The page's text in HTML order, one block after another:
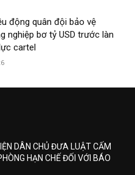
động quân đội bảo vệ
nghiệp bơ tỷ USD trước làn
cartel
DÂN CHỦ ĐƯA LUẬT CẤM
HẠN CHẾ ĐỐI VỚI BÁO